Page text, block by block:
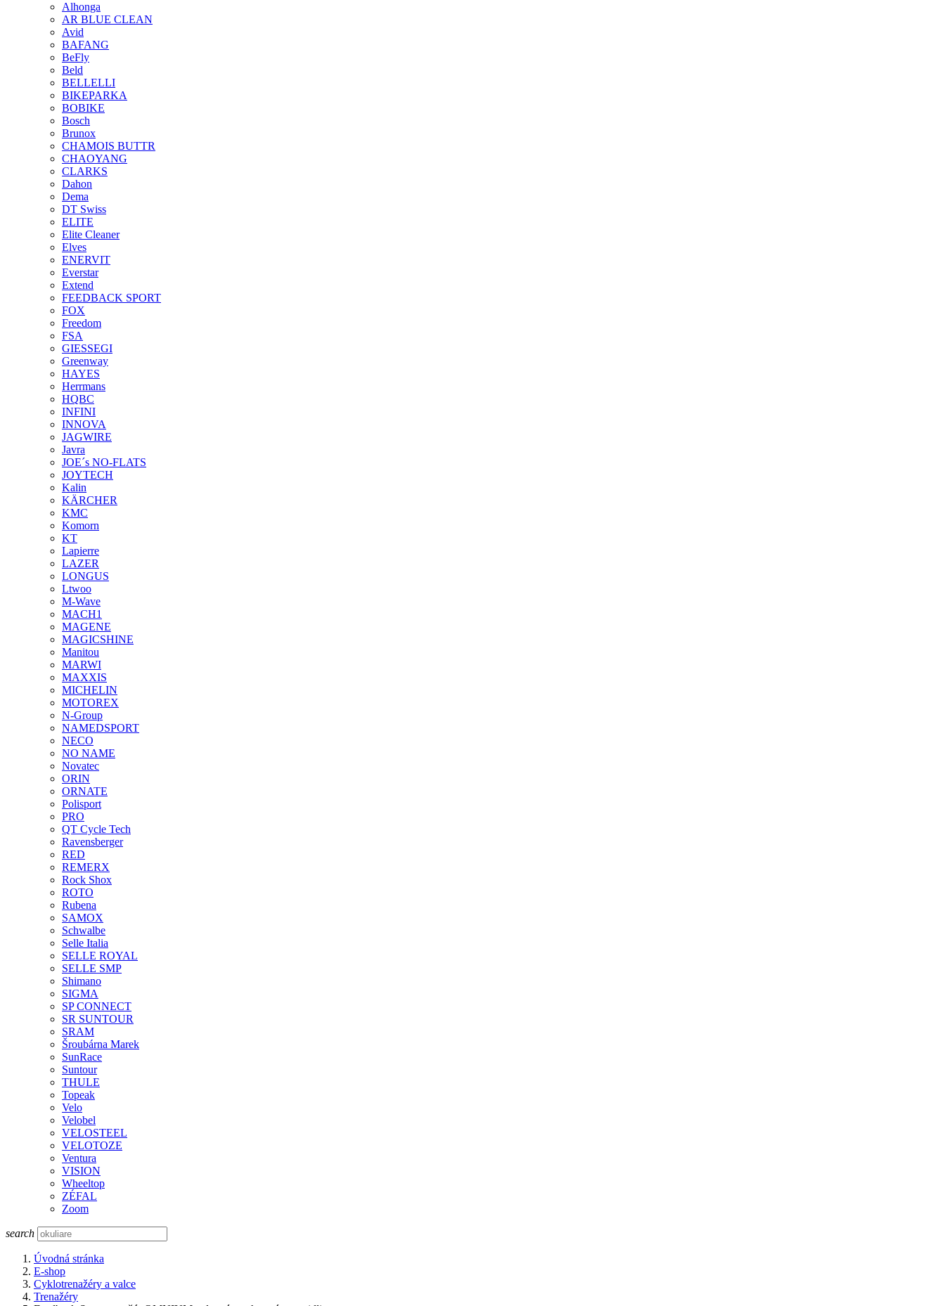
Alhonga
AR BLUE CLEAN
Avid
BAFANG
BeFly
Beld
BELLELLI
BIKEPARKA
BOBIKE
Bosch
Brunox
CHAMOIS BUTTR
CHAOYANG
CLARKS
Dahon
Dema
DT Swiss
ELITE
Elite Cleaner
Elves
ENERVIT
Everstar
Extend
FEEDBACK SPORT
FOX
Freedom
FSA
GIESSEGI
Greenway
HAYES
Herrmans
HQBC
INFINI
INNOVA
JAGWIRE
Javra
JOE´s NO-FLATS
JOYTECH
Kalin
KÄRCHER
KMC
Komorn
KT
Lapierre
LAZER
LONGUS
Ltwoo
M-Wave
MACH1
MAGENE
MAGICSHINE
Manitou
MARWI
MAXXIS
MICHELIN
MOTOREX
N-Group
NAMEDSPORT
NECO
NO NAME
Novatec
ORIN
ORNATE
Polisport
PRO
QT Cycle Tech
Ravensberger
RED
REMERX
Rock Shox
ROTO
Rubena
SAMOX
Schwalbe
Selle Italia
SELLE ROYAL
SELLE SMP
Shimano
SIGMA
SP CONNECT
SR SUNTOUR
SRAM
Šroubárna Marek
SunRace
Suntour
THULE
Topeak
Velo
Velobel
VELOSTEEL
VELOTOZE
Ventura
VISION
Wheeltop
ZÉFAL
Zoom
search
Úvodná stránka
E-shop
Cyklotrenažéry a valce
Trenažéry